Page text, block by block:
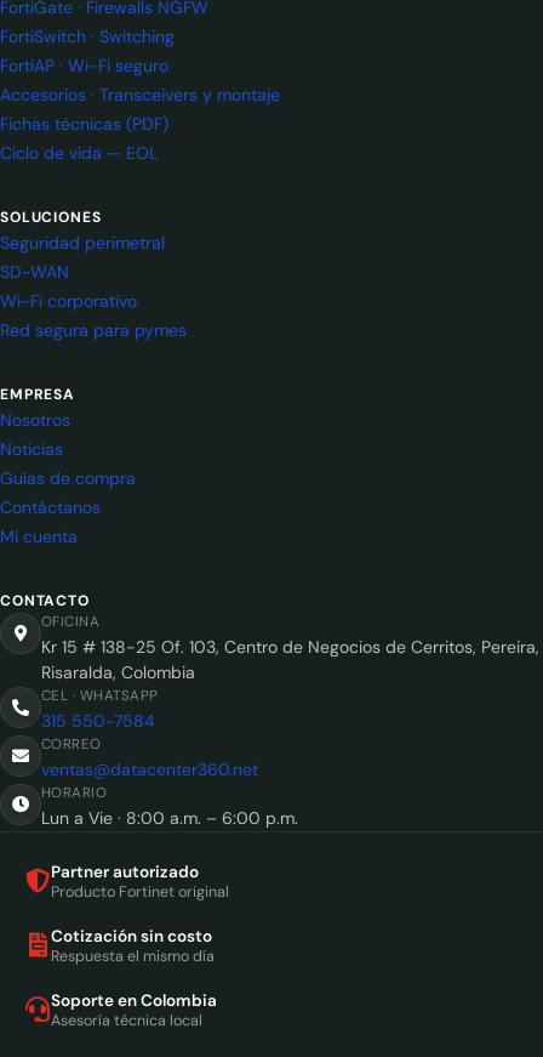
FortiGate · Firewalls NGFW
FortiSwitch · Switching
FortiAP · Wi-Fi seguro
Accesorios · Transceivers y montaje
Fichas técnicas (PDF)
Ciclo de vida — EOL
SOLUCIONES
Seguridad perimetral
SD-WAN
Wi-Fi corporativo
Red segura para pymes
EMPRESA
Nosotros
Noticias
Guías de compra
Contáctanos
Mi cuenta
CONTACTO
OFICINA
Kr 15 # 138-25 Of. 103, Centro de Negocios de Cerritos, Pereira,
Risaralda, Colombia
CEL · WHATSAPP
315 550-7584
CORREO
ventas@datacenter360.net
HORARIO
Lun a Vie · 8:00 a.m. – 6:00 p.m.
Partner autorizado
Producto Fortinet original
Cotización sin costo
Respuesta el mismo día
Soporte en Colombia
Asesoría técnica local